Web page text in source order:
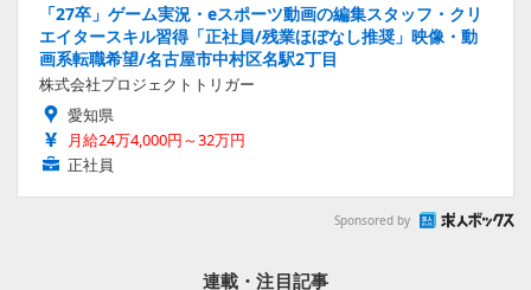
「27卒」ゲーム実況・eスポーツ動画の編集スタッフ・クリ
エイタースキル習得「正社員/残業ほぼなし推奨」映像・動
画系転職希望/名古屋市中村区名駅2丁目
株式会社プロジェクトトリガー
愛知県
月給24万4,000円～32万円
正社員
Sponsored by
連載・注目記事